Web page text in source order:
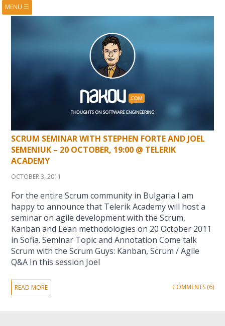
MENU ☰
SCRUM SEMINAR WITH STEPHEN FORTE AND JOEL
SEMENIUK – 20 OCTOBER, 19:00 @ TELERIK
ACADEMY
OCTOBER 3, 2011
For the entire Scrum community in Bulgaria I am
happy to announce that Telerik Academy will host a
seminar on agile development with the Scrum,
Kanban and Lean methodologies on 20 October 2011
in Sofia. Seminar Topic and Annotation Come talk
Scrum with the Scrum Guys: Kanban, Scrum / Agile
Q&A In this session Joel
READ MORE COMMENTS (6)